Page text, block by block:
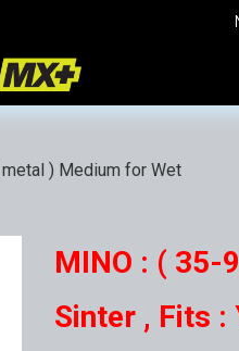
) Medium for Wet
MINO : ( 35-
Sinter , Fits :